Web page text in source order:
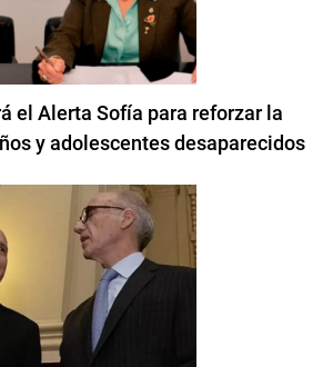
el Alerta Sofía para reforzar la
y adolescentes desaparecidos